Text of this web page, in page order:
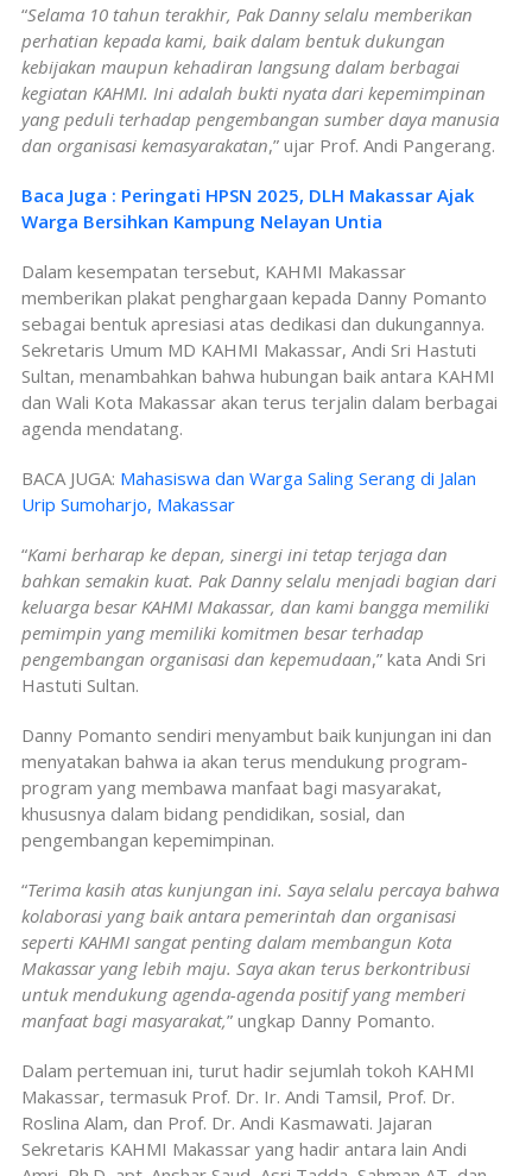
“Selama 10 tahun terakhir, Pak Danny selalu memberikan
perhatian kepada kami, baik dalam bentuk dukungan
kebijakan maupun kehadiran langsung dalam berbagai
kegiatan KAHMI. Ini adalah bukti nyata dari kepemimpinan
yang peduli terhadap pengembangan sumber daya manusia
dan organisasi kemasyarakatan,” ujar Prof. Andi Pangerang.
Baca Juga : Peringati HPSN 2025, DLH Makassar Ajak
Warga Bersihkan Kampung Nelayan Untia
Dalam kesempatan tersebut, KAHMI Makassar
memberikan plakat penghargaan kepada Danny Pomanto
sebagai bentuk apresiasi atas dedikasi dan dukungannya.
Sekretaris Umum MD KAHMI Makassar, Andi Sri Hastuti
Sultan, menambahkan bahwa hubungan baik antara KAHMI
dan Wali Kota Makassar akan terus terjalin dalam berbagai
agenda mendatang.
BACA JUGA: Mahasiswa dan Warga Saling Serang di Jalan
Urip Sumoharjo, Makassar
“Kami berharap ke depan, sinergi ini tetap terjaga dan
bahkan semakin kuat. Pak Danny selalu menjadi bagian dari
keluarga besar KAHMI Makassar, dan kami bangga memiliki
pemimpin yang memiliki komitmen besar terhadap
pengembangan organisasi dan kepemudaan,” kata Andi Sri
Hastuti Sultan.
Danny Pomanto sendiri menyambut baik kunjungan ini dan
menyatakan bahwa ia akan terus mendukung program-
program yang membawa manfaat bagi masyarakat,
khususnya dalam bidang pendidikan, sosial, dan
pengembangan kepemimpinan.
“Terima kasih atas kunjungan ini. Saya selalu percaya bahwa
kolaborasi yang baik antara pemerintah dan organisasi
seperti KAHMI sangat penting dalam membangun Kota
Makassar yang lebih maju. Saya akan terus berkontribusi
untuk mendukung agenda-agenda positif yang memberi
manfaat bagi masyarakat,” ungkap Danny Pomanto.
Dalam pertemuan ini, turut hadir sejumlah tokoh KAHMI
Makassar, termasuk Prof. Dr. Ir. Andi Tamsil, Prof. Dr.
Roslina Alam, dan Prof. Dr. Andi Kasmawati. Jajaran
Sekretaris KAHMI Makassar yang hadir antara lain Andi